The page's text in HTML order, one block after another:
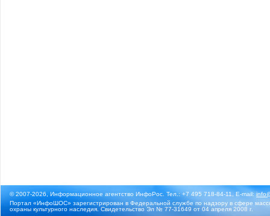
© 2007-2026, Информационное агентство ИнфоРос. Тел.: +7 495 718-84-11, E-mail:
Портал «ИнфоШОС» зарегистрирован в Федеральной службе по надзору в сфере
охраны культурного наследия. Свидетельство Эл № 77-31649 от 04 апреля 2008 г.